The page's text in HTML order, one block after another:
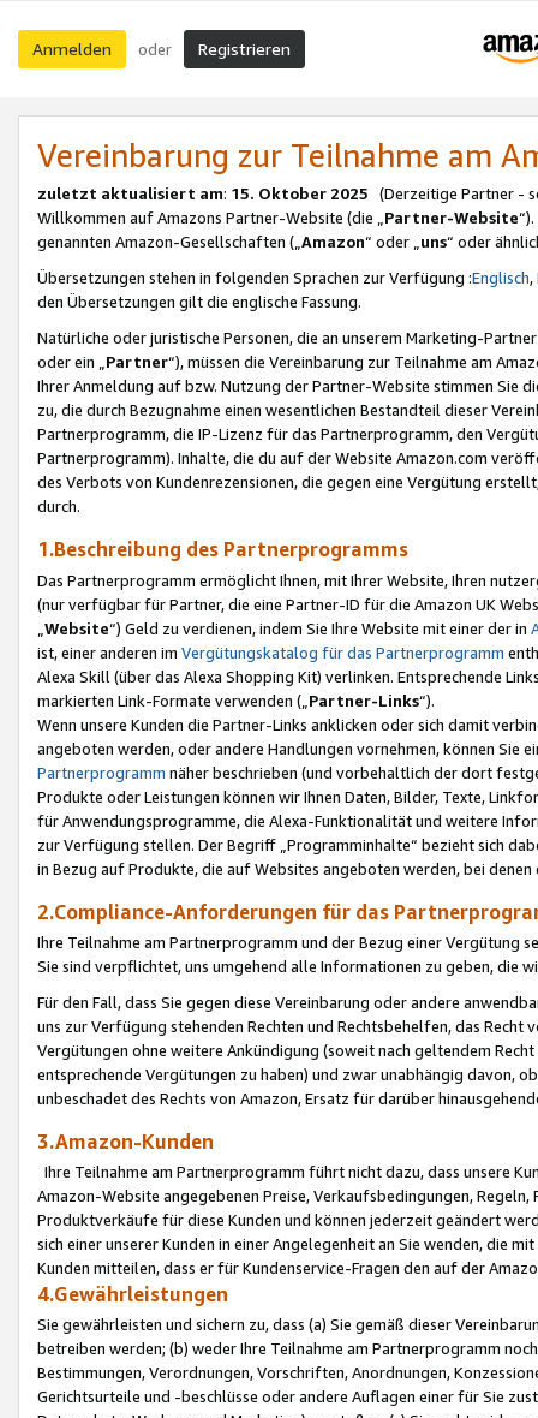
Anmelden oder Registrieren
Vereinbarung zur Teilnahme am
zuletzt aktualisiert am: 15. Oktober 2025 (Derzeitige Partner -
Willkommen auf Amazons Partner-Website (die „Partner-Website
genannten Amazon-Gesellschaften („Amazon“ oder „uns“ oder
Übersetzungen stehen in folgenden Sprachen zur Verfügung :Englisch,
den Übersetzungen gilt die englische Fassung.
Natürliche oder juristische Personen, die an unserem Marketing-
oder ein „Partner“), müssen die Vereinbarung zur Teilnahme am
Ihrer Anmeldung auf bzw. Nutzung der Partner-Website stimmen Sie
zu, die durch Bezugnahme einen wesentlichen Bestandteil dieser
Partnerprogramm, die IP-Lizenz für das Partnerprogramm, den
Partnerprogramm). Inhalte, die du auf der Website Amazon.com
des Verbots von Kundenrezensionen, die gegen eine Vergütung
durch.
1.Beschreibung des Partnerprogramms
Das Partnerprogramm ermöglicht Ihnen, mit Ihrer Website, Ihren
(nur verfügbar für Partner, die eine Partner-ID für die Amazon UK
Website“) Geld zu verdienen, indem Sie Ihre Website mit einer der in
ist, einer anderen im Vergütungskatalog für das Partnerprogramm
Alexa Skill (über das Alexa Shopping Kit) verlinken. Entsprechende
markierten Link-Formate verwenden („ Partner-Links“).
Wenn unsere Kunden die Partner-Links anklicken oder sich damit
angeboten werden, oder andere Handlungen vornehmen, können Sie
Partnerprogramm näher beschrieben (und vorbehaltlich der dort
Produkte oder Leistungen können wir Ihnen Daten, Bilder, Texte,
für Anwendungsprogramme, die Alexa-Funktionalität und weitere
zur Verfügung stellen. Der Begriff „Programminhalte“ bezieht sich
in Bezug auf Produkte, die auf Websites angeboten werden, bei
2.Compliance-Anforderungen für das
Ihre Teilnahme am Partnerprogramm und der Bezug einer Vergütung
Sie sind verpflichtet, uns umgehend alle Informationen zu geben, die
Für den Fall, dass Sie gegen diese Vereinbarung oder andere
uns zur Verfügung stehenden Rechten und Rechtsbehelfen, das
Vergütungen ohne weitere Ankündigung (soweit nach geltendem
entsprechende Vergütungen zu haben) und zwar unabhängig davon,
unbeschadet des Rechts von Amazon, Ersatz für darüber
3.Amazon-Kunden
Ihre Teilnahme am Partnerprogramm führt nicht dazu, dass unsere
Amazon-Website angegebenen Preise, Verkaufsbedingungen,
Produktverkäufe für diese Kunden und können jederzeit geändert
sich einer unserer Kunden in einer Angelegenheit an Sie wenden, die
Kunden mitteilen, dass er für Kundenservice-Fragen den auf der
4.Gewährleistungen
Sie gewährleisten und sichern zu, dass (a) Sie gemäß dieser
betreiben werden; (b) weder Ihre Teilnahme am Partnerprogramm
Bestimmungen, Verordnungen, Vorschriften, Anordnungen,
Gerichtsurteile und -beschlüsse oder andere Auflagen einer für Sie